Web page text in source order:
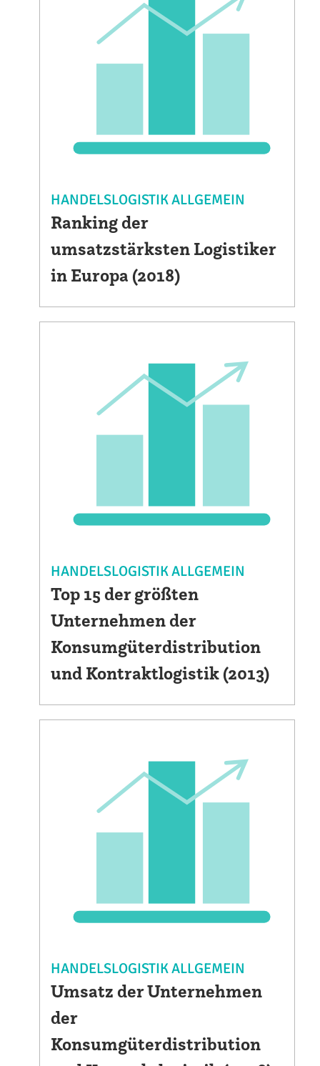
HANDELSLOGISTIK ALLGEMEIN
Ranking der
umsatzstärksten Logistiker
in Europa (2018)
HANDELSLOGISTIK ALLGEMEIN
Top 15 der größten
Unternehmen der
Konsumgüterdistribution
und Kontraktlogistik (2013)
HANDELSLOGISTIK ALLGEMEIN
Umsatz der Unternehmen
der
Konsumgüterdistribution